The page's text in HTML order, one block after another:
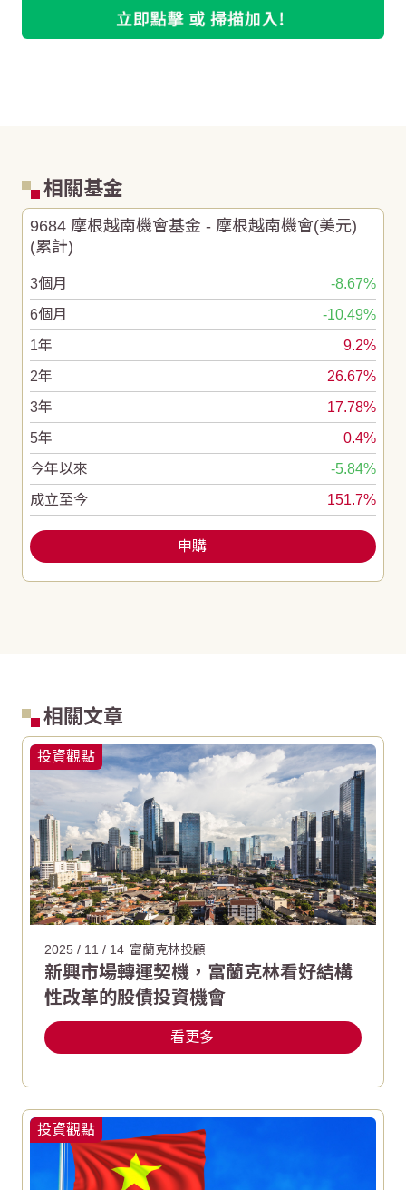
相關基金
9684 摩根越南機會基金 - 摩根越南機會(美元)
(累計)
3個月
-8.67%
6個月
-10.49%
1年
9.2%
2年
26.67%
3年
17.78%
5年
0.4%
今年以來
-5.84%
成立至今
151.7%
申購
相關文章
投資觀點
2025 / 11 / 14 富蘭克林投顧
新興市場轉運契機，富蘭克林看好結構
性改革的股債投資機會
看更多
投資觀點